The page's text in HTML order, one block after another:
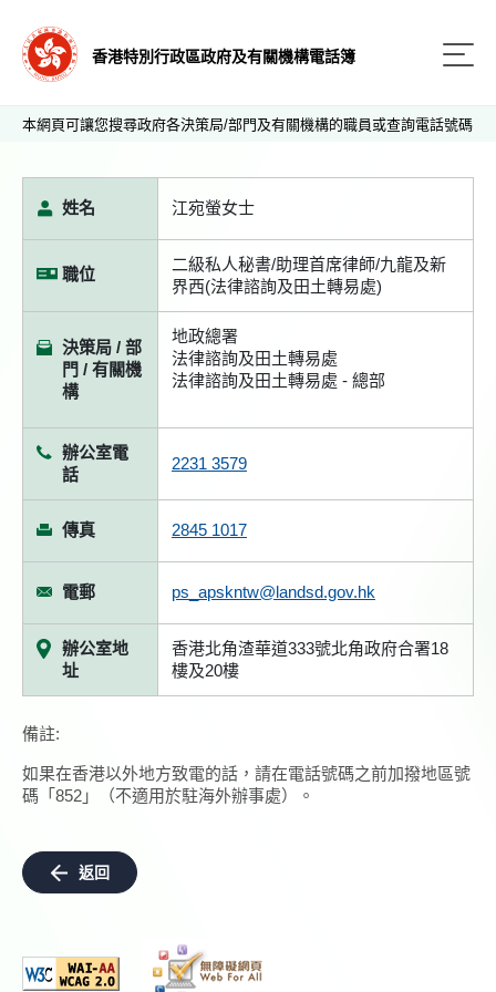
香港特別行政區政府及有關機構電話簿
本網頁可讓您搜尋政府各決策局/部門及有關機構的職員或查詢電話號碼
姓名 江宛螢女士
職位
二級私人秘書/助理首席律師/九龍及新
界西(法律諮詢及田土轉易處)
決策局 / 部
門 / 有關機
構
地政總署
法律諮詢及田土轉易處
法律諮詢及田土轉易處 - 總部
辦公室電
話
2231 3579
傳真 2845 1017
電郵 ps_apskntw@landsd.gov.hk
辦公室地
址
香港北⻆渣華道333號北⻆政府合署18
樓及20樓
備註:
如果在香港以外地方致電的話，請在電話號碼之前加撥地區號
碼「852」（不適用於駐海外辦事處）。
返回